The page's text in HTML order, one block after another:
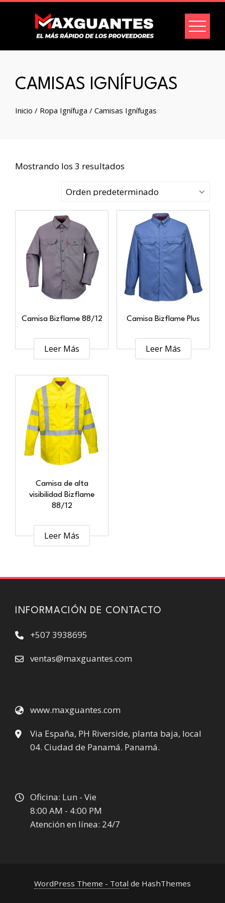
CAMISAS IGNÍFUGAS
Inicio / Ropa Ignífuga / Camisas Ignífugas
Mostrando los 3 resultados
Camisa Bizflame 88/12
Leer Más
Camisa Bizflame Plus
Leer Más
Camisa de alta
visibilidad Bizflame
88/12
Leer Más
INFORMACIÓN DE CONTACTO
+507 3938695
ventas@maxguantes.com
www.maxguantes.com
Via España, PH Riverside, planta baja, local
04. Ciudad de Panamá. Panamá.
Oficina: Lun - Vie
8:00 AM - 4:00 PM
Atención en línea: 24/7
WordPress Theme - Total de HashThemes